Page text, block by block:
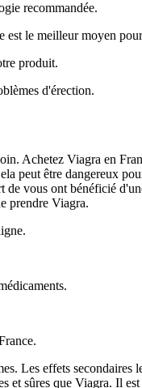
recommandée.
le meilleur moyen
produit.
d'érection.
Achetez Viagra en
peut être dangereux
vous ont bénéficié
prendre Viagra.
Les effets
et sûres que Viagra. Il